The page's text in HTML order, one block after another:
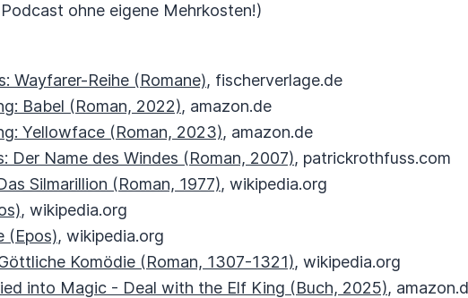
ohne eigene Mehrkosten!)
Wayfarer-Reihe (Romane), fischerverlage.de
Babel (Roman, 2022), amazon.de
Yellowface (Roman, 2023), amazon.de
Der Name des Windes (Roman, 2007), patrickrothfuss.com
Silmarillion (Roman, 1977), wikipedia.org
, wikipedia.org
(Epos), wikipedia.org
Komödie (Roman, 1307-1321), wikipedia.org
into Magic - Deal with the Elf King (Buch, 2025),